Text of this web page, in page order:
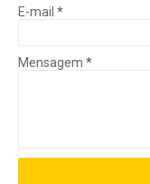
E-mail *
Mensagem *